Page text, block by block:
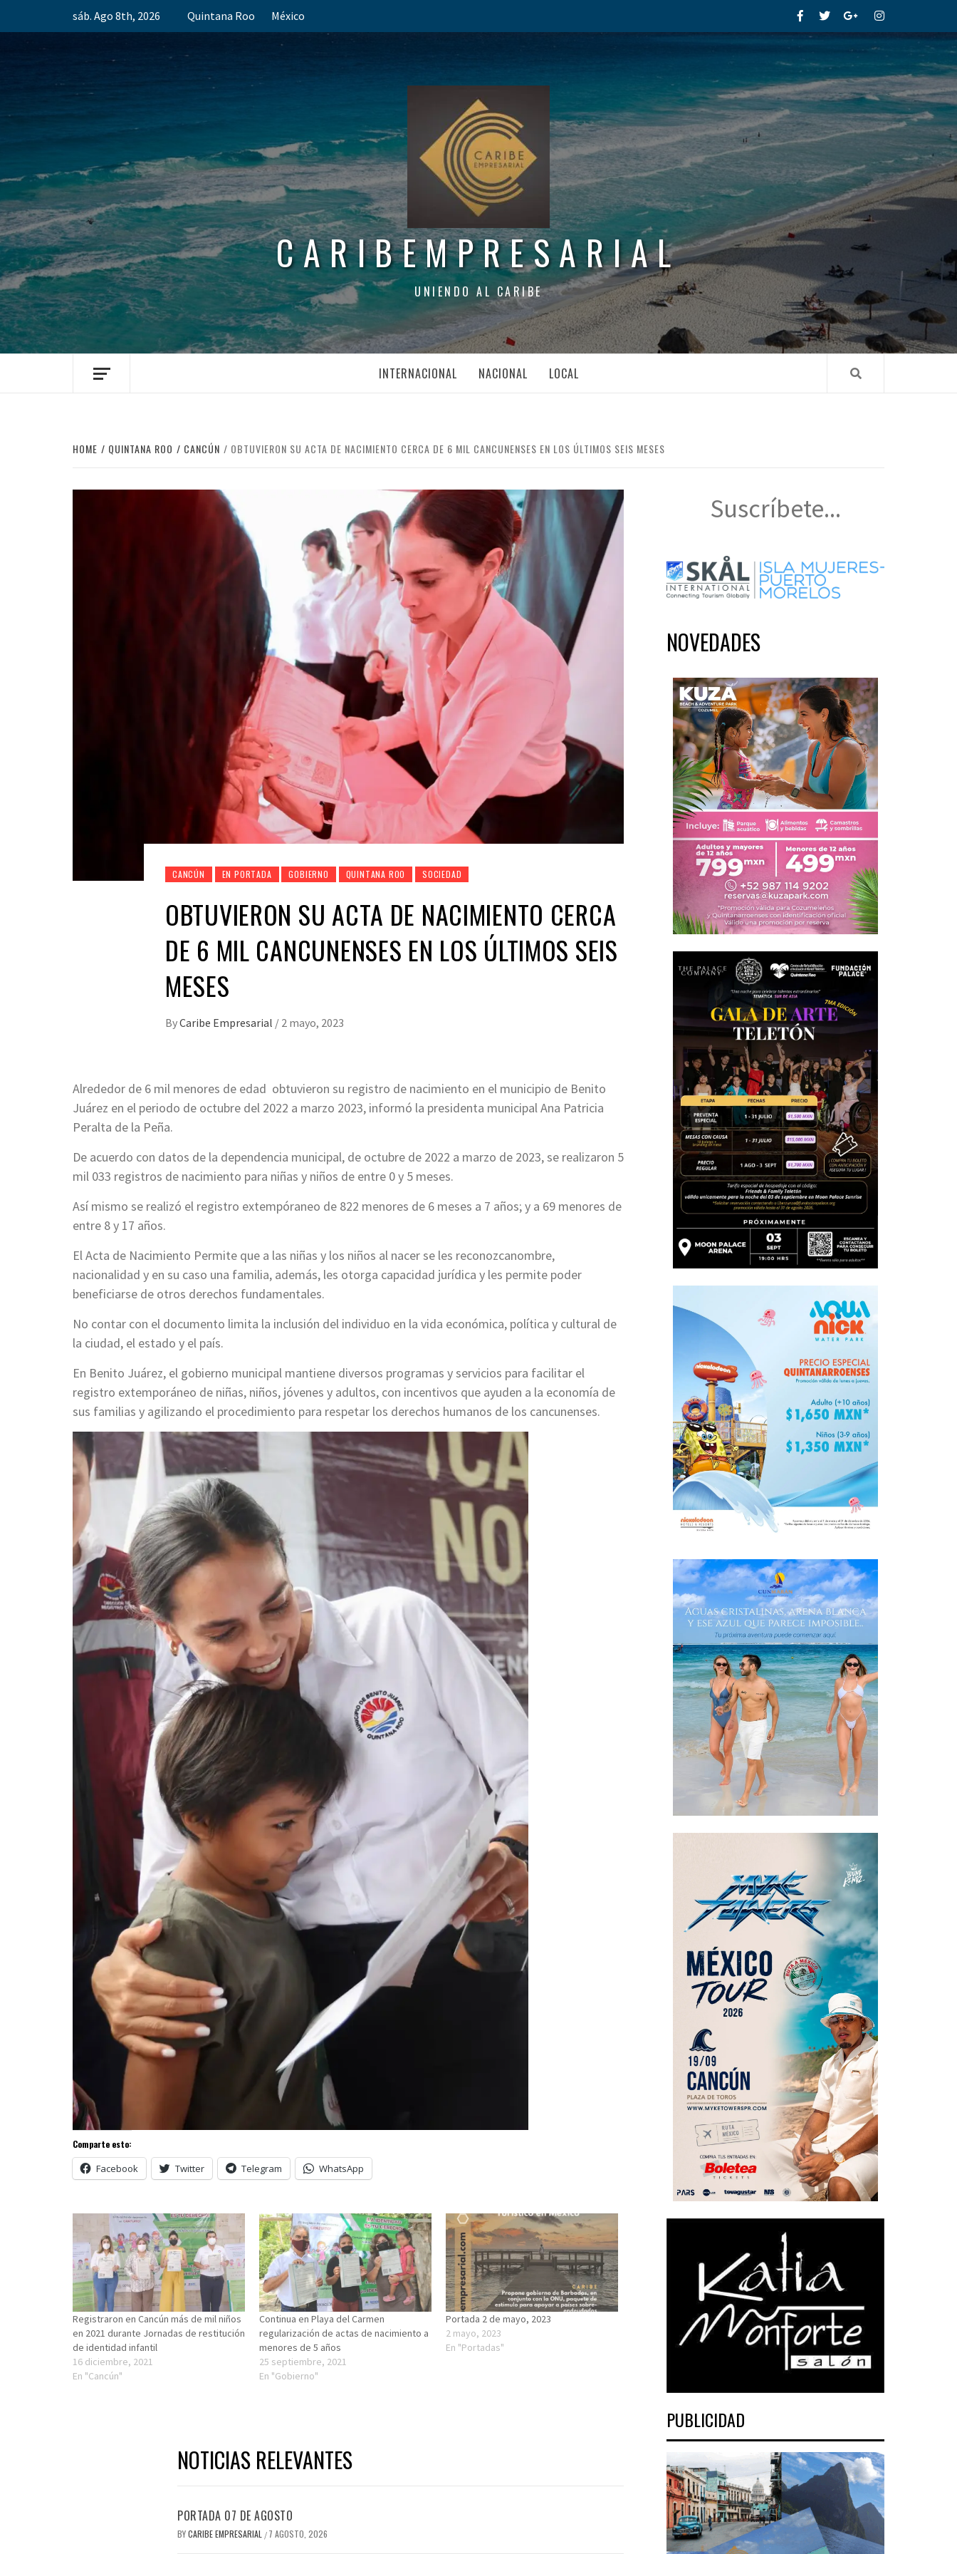
sáb. Ago 8th, 2026 Quintana Roo México FacebookTwitterGoogle+Instagram
CARIBEMPRESARIAL
UNIENDO AL CARIBE
INTERNACIONAL NACIONAL LOCAL
HOME QUINTANA ROO CANCÚN OBTUVIERON SU ACTA DE NACIMIENTO CERCA DE 6 MIL CANCUNENSES EN LOS ÚLTIMOS SEIS MESES
CANCÚN EN PORTADA GOBIERNO QUINTANA ROO SOCIEDAD
OBTUVIERON SU ACTA DE NACIMIENTO CERCA
DE 6 MIL CANCUNENSES EN LOS ÚLTIMOS SEIS
MESES
ByCaribe Empresarial / 2 mayo, 2023
Alrededor de 6 mil menores de edad obtuvieron su registro de nacimiento en el municipio de Benito
Juárez en el periodo de octubre del 2022 a marzo 2023, informó la presidenta municipal Ana Patricia
Peralta de la Peña.
De acuerdo con datos de la dependencia municipal, de octubre de 2022 a marzo de 2023, se realizaron 5
mil 033 registros de nacimiento para niñas y niños de entre 0 y 5 meses.
Así mismo se realizó el registro extempóraneo de 822 menores de 6 meses a 7 años; y a 69 menores de
entre 8 y 17 años.
El Acta de Nacimiento Permite que a las niñas y los niños al nacer se les reconozcanombre,
nacionalidad y en su caso una familia, además, les otorga capacidad jurídica y les permite poder
beneficiarse de otros derechos fundamentales.
No contar con el documento limita la inclusión del individuo en la vida económica, política y cultural de
la ciudad, el estado y el país.
En Benito Juárez, el gobierno municipal mantiene diversos programas y servicios para facilitar el
registro extemporáneo de niñas, niños, jóvenes y adultos, con incentivos que ayuden a la economía de
sus familias y agilizando el procedimiento para respetar los derechos humanos de los cancunenses.
Comparte esto:
Facebook Twitter Telegram WhatsApp
Registraron en Cancún más de mil niños
en 2021 durante Jornadas de restitución
de identidad infantil
16 diciembre, 2021
En "Cancún"
Continua en Playa del Carmen
regularización de actas de nacimiento a
menores de 5 años
25 septiembre, 2021
En "Gobierno"
Portada 2 de mayo, 2023
2 mayo, 2023
En "Portadas"
NOTICIAS RELEVANTES
PORTADA 07 DE AGOSTO
BYCARIBE EMPRESARIAL / 7 AGOSTO, 2026
Suscríbete...
NOVEDADES
PUBLICIDAD